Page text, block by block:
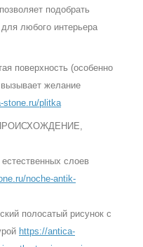
подобрать
любого интерьера
поверхность (особенно
желание
stone.ru/plitka
слоев
noche-antik-
полосатый рисунок с
https://antica-